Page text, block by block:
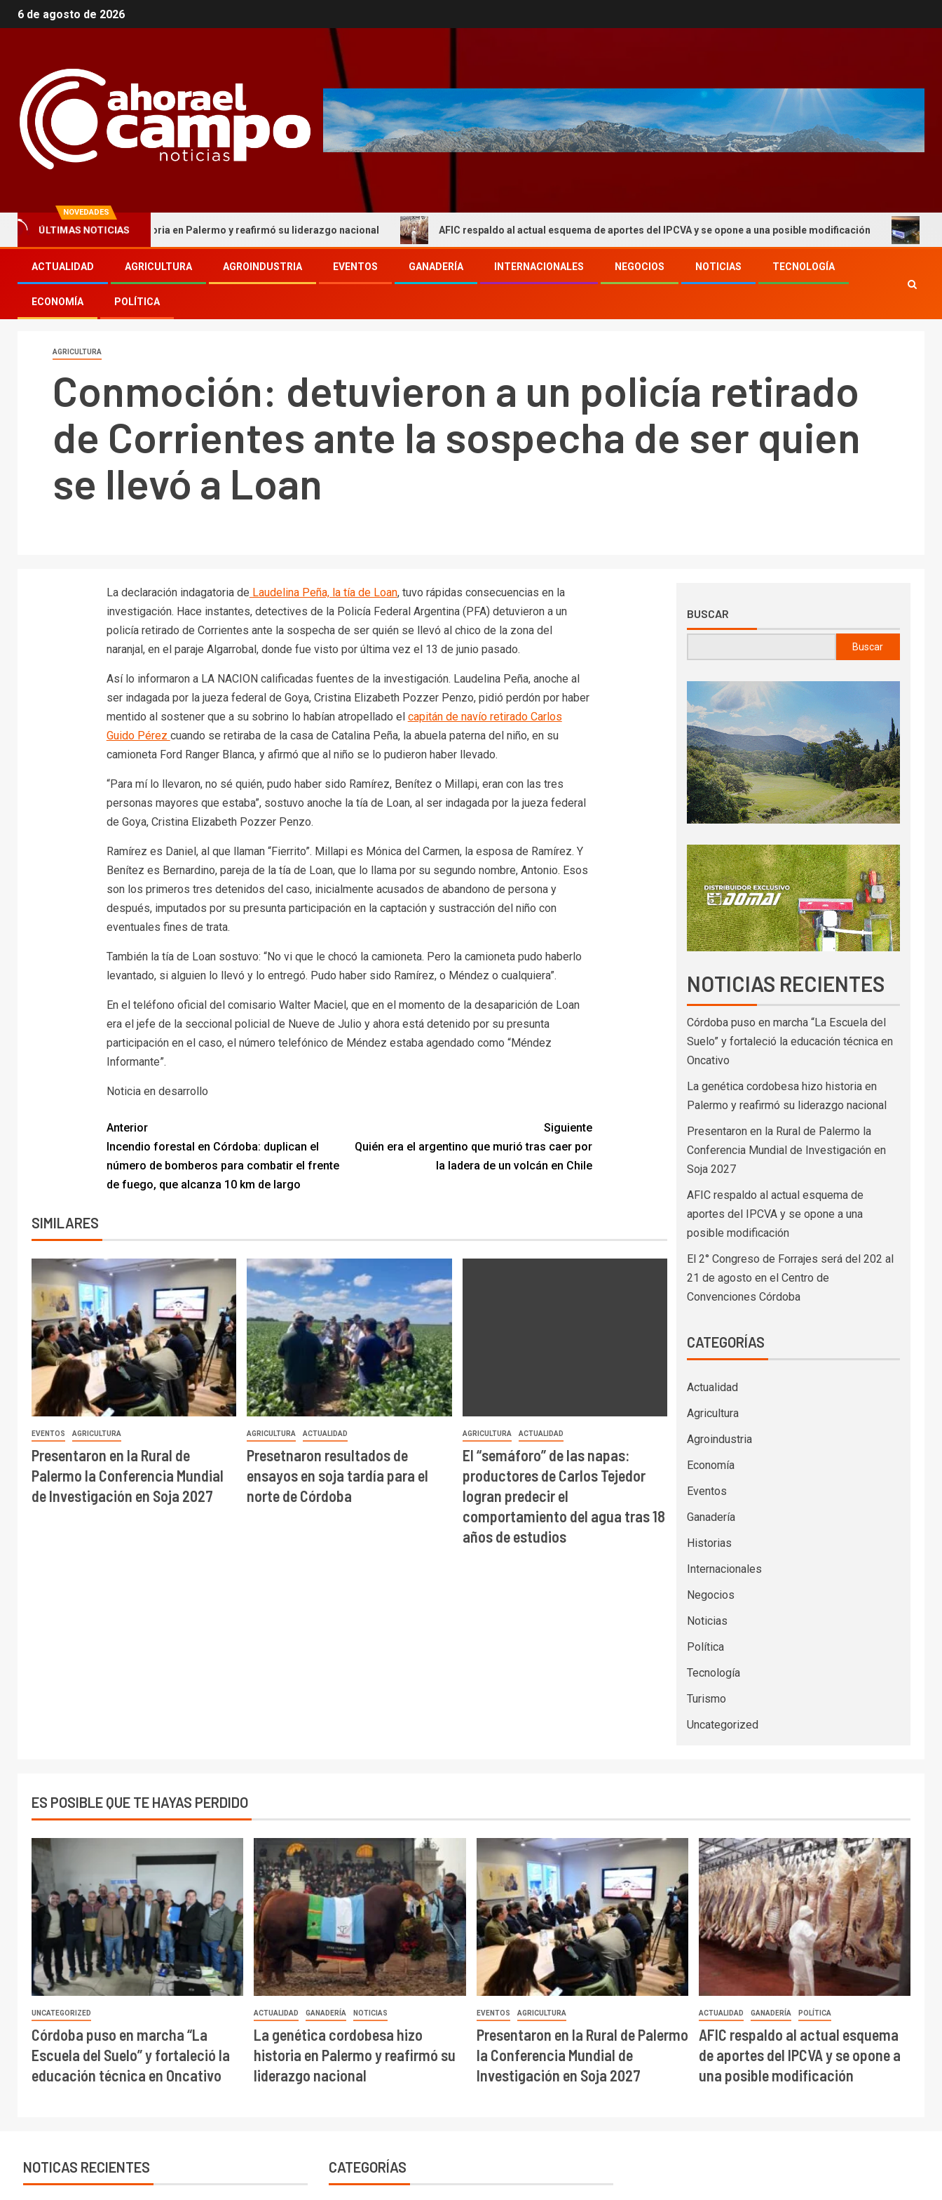
6 de agosto de 2026
NOVEDADES
ÚLTIMAS NOTICIAS
cordobesa hizo historia en Palermo y reafirmó su liderazgo nacional AFIC respaldo al actual esquema de aportes del IPCVA y se opone a una posible modificación El 2°
ACTUALIDAD AGRICULTURA AGROINDUSTRIA EVENTOS GANADERÍA INTERNACIONALES NEGOCIOS NOTICIAS TECNOLOGÍA
ECONOMÍA POLÍTICA
AGRICULTURA
Conmoción: detuvieron a un policía retirado
de Corrientes ante la sospecha de ser quien
se llevó a Loan
La declaración indagatoria de Laudelina Peña, la tía de Loan, tuvo rápidas consecuencias en la
investigación. Hace instantes, detectives de la Policía Federal Argentina (PFA) detuvieron a un
policía retirado de Corrientes ante la sospecha de ser quién se llevó al chico de la zona del
naranjal, en el paraje Algarrobal, donde fue visto por última vez el 13 de junio pasado.
Así lo informaron a LA NACION calificadas fuentes de la investigación. Laudelina Peña, anoche al
ser indagada por la jueza federal de Goya, Cristina Elizabeth Pozzer Penzo, pidió perdón por haber
mentido al sostener que a su sobrino lo habían atropellado el capitán de navío retirado Carlos
Guido Pérez cuando se retiraba de la casa de Catalina Peña, la abuela paterna del niño, en su
camioneta Ford Ranger Blanca, y afirmó que al niño se lo pudieron haber llevado.
“Para mí lo llevaron, no sé quién, pudo haber sido Ramírez, Benítez o Millapi, eran con las tres
personas mayores que estaba”, sostuvo anoche la tía de Loan, al ser indagada por la jueza federal
de Goya, Cristina Elizabeth Pozzer Penzo.
Ramírez es Daniel, al que llaman “Fierrito”. Millapi es Mónica del Carmen, la esposa de Ramírez. Y
Benítez es Bernardino, pareja de la tía de Loan, que lo llama por su segundo nombre, Antonio. Esos
son los primeros tres detenidos del caso, inicialmente acusados de abandono de persona y
después, imputados por su presunta participación en la captación y sustracción del niño con
eventuales fines de trata.
También la tía de Loan sostuvo: “No vi que le chocó la camioneta. Pero la camioneta pudo haberlo
levantado, si alguien lo llevó y lo entregó. Pudo haber sido Ramírez, o Méndez o cualquiera”.
En el teléfono oficial del comisario Walter Maciel, que en el momento de la desaparición de Loan
era el jefe de la seccional policial de Nueve de Julio y ahora está detenido por su presunta
participación en el caso, el número telefónico de Méndez estaba agendado como “Méndez
Informante”.
Noticia en desarrollo
Anterior
Incendio forestal en Córdoba: duplican el
número de bomberos para combatir el frente
de fuego, que alcanza 10 km de largo
Siguiente
Quién era el argentino que murió tras caer por
la ladera de un volcán en Chile
SIMILARES
EVENTOS AGRICULTURA
Presentaron en la Rural de
Palermo la Conferencia Mundial
de Investigación en Soja 2027
AGRICULTURA ACTUALIDAD
Presetnaron resultados de
ensayos en soja tardía para el
norte de Córdoba
AGRICULTURA ACTUALIDAD
El “semáforo” de las napas:
productores de Carlos Tejedor
logran predecir el
comportamiento del agua tras 18
años de estudios
BUSCAR
Buscar
NOTICIAS RECIENTES
Córdoba puso en marcha “La Escuela del
Suelo” y fortaleció la educación técnica en
Oncativo
La genética cordobesa hizo historia en
Palermo y reafirmó su liderazgo nacional
Presentaron en la Rural de Palermo la
Conferencia Mundial de Investigación en
Soja 2027
AFIC respaldo al actual esquema de
aportes del IPCVA y se opone a una
posible modificación
El 2° Congreso de Forrajes será del 202 al
21 de agosto en el Centro de
Convenciones Córdoba
CATEGORÍAS
Actualidad
Agricultura
Agroindustria
Economía
Eventos
Ganadería
Historias
Internacionales
Negocios
Noticias
Política
Tecnología
Turismo
Uncategorized
ES POSIBLE QUE TE HAYAS PERDIDO
UNCATEGORIZED
Córdoba puso en marcha “La
Escuela del Suelo” y fortaleció la
educación técnica en Oncativo
ACTUALIDAD GANADERÍA NOTICIAS
La genética cordobesa hizo
historia en Palermo y reafirmó su
liderazgo nacional
EVENTOS AGRICULTURA
Presentaron en la Rural de Palermo
la Conferencia Mundial de
Investigación en Soja 2027
ACTUALIDAD GANADERÍA POLÍTICA
AFIC respaldo al actual esquema
de aportes del IPCVA y se opone a
una posible modificación
NOTICAS RECIENTES CATEGORÍAS